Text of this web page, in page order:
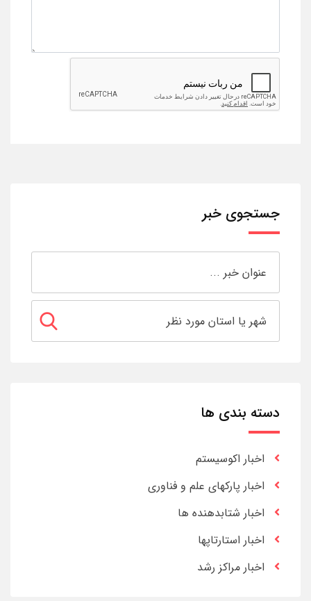
جستجوی خبر
دسته بندی ها
اخبار اکوسیستم
اخبار پارکهای علم و فناوری
اخبار شتابدهنده ها
اخبار استارتاپها
اخبار مراکز رشد